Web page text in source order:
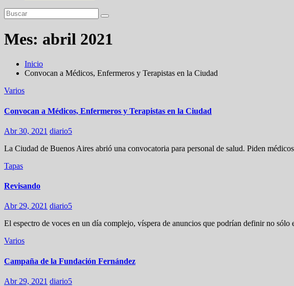
Mes: abril 2021
Inicio
Convocan a Médicos, Enfermeros y Terapistas en la Ciudad
Varios
Convocan a Médicos, Enfermeros y Terapistas en la Ciudad
Abr 30, 2021 diario5
La Ciudad de Buenos Aires abrió una convocatoria para personal de salud. Piden
Tapas
Revisando
Abr 29, 2021 diario5
El espectro de voces en un día complejo, víspera de anuncios que podrían definir no
Varios
Campaña de la Fundación Fernández
Abr 29, 2021 diario5